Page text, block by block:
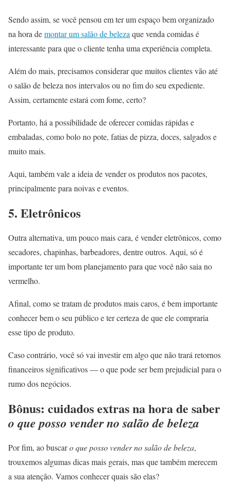
Sendo assim, se você pensou em ter um espaço bem organizado
na hora demontar um salão de beleza que venda comidas é
interessante para que o cliente tenha uma experiência completa.
Além do mais, precisamos considerar que muitos clientes vão até
o salão de beleza nos intervalos ou no fim do seu expediente.
Assim, certamente estará com fome, certo?
Portanto, há a possibilidade de oferecer comidas rápidas e
embaladas, como bolo no pote, fatias de pizza, doces, salgados e
muito mais.
Aqui, também vale a ideia de vender os produtos nos pacotes,
principalmente para noivas e eventos.
5. Eletrônicos
Outra alternativa, um pouco mais cara, é vender eletrônicos, como
secadores, chapinhas, barbeadores, dentre outros. Aqui, só é
importante ter um bom planejamento para que você não saia no
vermelho.
Afinal, como se tratam de produtos mais caros, é bem importante
conhecer bem o seu público e ter certeza de que ele compraria
esse tipo de produto.
Caso contrário, você só vai investir em algo que não trará retornos
financeiros significativos — o que pode ser bem prejudicial para o
rumo dos negócios.
Bônus: cuidados extras na hora de saber
o que posso vender no salão de beleza
Por fim, ao buscaro que posso vender no salão de beleza,
trouxemos algumas dicas mais gerais, mas que também merecem
a sua atenção. Vamos conhecer quais são elas?